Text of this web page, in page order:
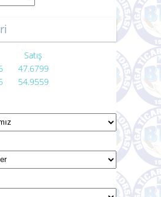
Satış
47.6799
54.9559